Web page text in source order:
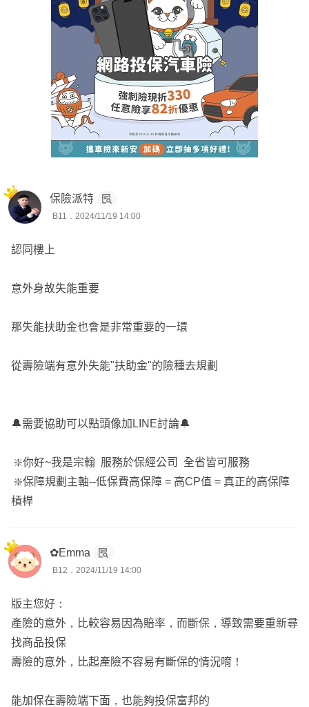
「歡迎點擊頭像加LINE討論喔^^」
以上回覆提供參考 , 若有疑問或不清楚之處 , 可點頭像
連結 來訊詢問或討論
保險派特
B11．2024/11/19 14:00
認同樓上
意外身故失能重要
那失能扶助金也會是非常重要的一環
從壽險端有意外失能"扶助金"的險種去規劃
🔔需要協助可以點頭像加LINE討論🔔
❇️你好~我是宗翰 服務於保經公司 全省皆可服務
❇️保障規劃主軸--低保費高保障 = 高CP值 = 真正的高保障
槓桿
✿Emma
B12．2024/11/19 14:00
版主您好：
產險的意外，比較容易因為賠率，而斷保，導致需要重新尋
找商品投保
壽險的意外，比起產險不容易有斷保的情況唷！
能加保在壽險端下面，也能夠投保富邦的